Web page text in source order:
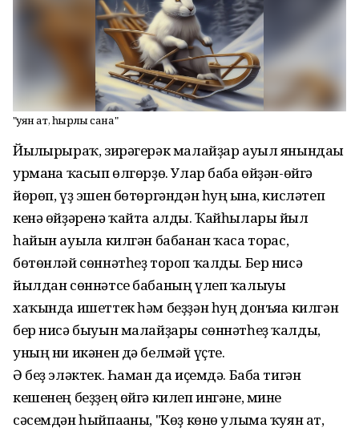
"Ҡуян ат, һырлы сана"
Йылғырыраҡ, зирәгерәк малайҙар ауыл янындағы
урманға ҡасып өлгөрҙө. Улар баба өйҙән-өйгә
йөрөп, үҙ эшен бөтөргәндән һуң ғына, кисләтеп
кенә өйҙәренә ҡайта алды. Ҡайһылары йыл
һайын ауылға килгән бабанан ҡаса торғас,
бөтөнләй сөннәтһеҙ тороп ҡалды. Бер нисә
йылдан сөннәтсе бабаның үлеп ҡалыуы
хаҡында ишеттек һәм беҙҙән һуң донъяға килгән
бер нисә быуын малайҙары сөннәтһеҙ ҡалды,
уның ни икәнен дә белмәй үҫте.
Ә беҙ эләктек. Һаман да иҫемдә. Баба тигән
кешенең беҙҙең өйгә килеп ингәне, мине
сәсемдән һыйпағаны, "Көҙ көнө улыма ҡуян ат,